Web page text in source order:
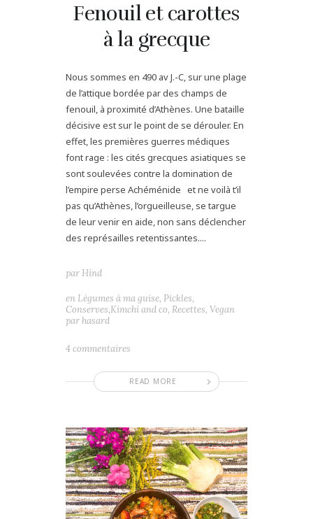
Fenouil et carottes
à la grecque
Nous sommes en 490 av J.-C, sur une plage
de l’attique bordée par des champs de
fenouil, à proximité d’Athènes. Une bataille
décisive est sur le point de se dérouler. En
effet, les premières guerres médiques
font rage : les cités grecques asiatiques se
sont soulevées contre la domination de
l’empire perse Achéménide et ne voilà t’il
pas qu’Athènes, l’orgueilleuse, se targue
de leur venir en aide, non sans déclencher
des représailles retentissantes....
READ MORE
par Hind
en Légumes à ma guise, Pickles,
Conserves,Kimchi and co, Recettes, Vegan
par hasard
4 commentaires